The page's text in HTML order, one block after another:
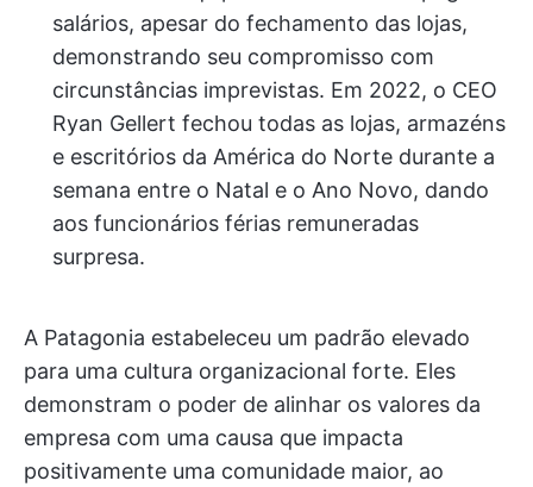
salários, apesar do fechamento das lojas,
demonstrando seu compromisso com
circunstâncias imprevistas. Em 2022, o CEO
Ryan Gellert fechou todas as lojas, armazéns
e escritórios da América do Norte durante a
semana entre o Natal e o Ano Novo, dando
aos funcionários férias remuneradas
surpresa.
A Patagonia estabeleceu um padrão elevado
para uma cultura organizacional forte. Eles
demonstram o poder de alinhar os valores da
empresa com uma causa que impacta
positivamente uma comunidade maior, ao